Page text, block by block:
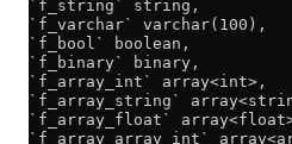
`f_string` string,
`f_varchar` varchar(100),
`f_bool` boolean,
`f_binary` binary,
`f_array_int` array<int>,
`f_array_string`
`f_array_float`
`f_array_array_int`